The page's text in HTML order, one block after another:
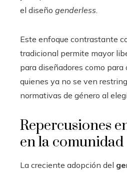
el diseño genderless
Este enfoque contrastante
tradicional permite mayor
para diseñadores como para
quienes ya no se ven
normativas de género al
Repercusiones
en la comunidad
La creciente adopción del